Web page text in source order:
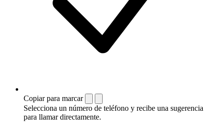
Copiar para marcar
Selecciona un número de teléfono y recibe una sugerencia
para llamar directamente.